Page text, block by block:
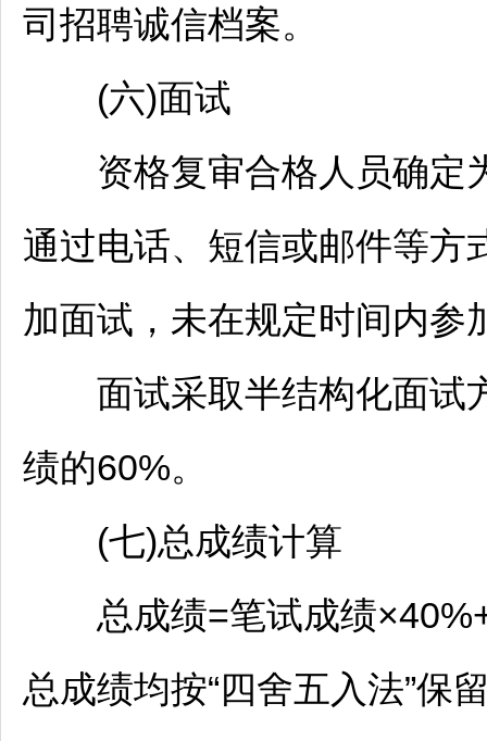
司 招聘诚信档案。
(六)面试
资格复审合格人员确定
通过电话、短信或邮件等方
加面试，未在规定时间内参
面试采取半结构化面试
绩的60%。
(七)总成绩计算
总成绩=笔试成绩×40%+
总成绩均按“四舍五入法”保